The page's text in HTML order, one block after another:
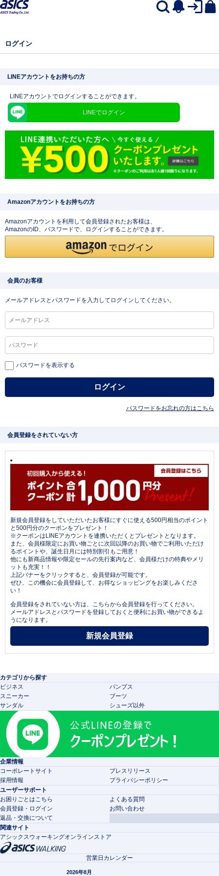
ログイン
LINEアカウントをお持ちの方
LINEアカウントでログインすることができます。
LINEでログイン
Amazonアカウントをお持ちの方
Amazonアカウントを利用して会員登録されたお客様は、
AmazonのID、パスワードで、ログインすることができます。
会員のお客様
メールアドレスとパスワードを入力してログインしてください。
パスワードを表示する
パスワードをお忘れの方はこちら
会員登録をされていない方
新規会員登録をしていただいたお客様にすぐに使える500円相当のポイント
と500円分のクーポンをプレゼント！
※クーポンはLINEアカウントを連携いただくとプレゼントとなります。
また、会員様限定にお買い物ごとに次回以降のお買い物でご利用いただけ
るポイントや、誕生日月には特別割引もご用意！
他にも新商品情報や限定セールの先行案内など、会員様だけの特典やメリ
ットも充実！！
上記バナーをクリックすると、会員登録が可能です。
ぜひ、この機会に会員登録して、お得なショッピングをお楽しみくださ
い！
会員登録をされていない方は、こちらから会員登録を行ってください。
メールアドレスとパスワードを登録しておくと便利にお買い物ができるよ
うになります。
カテゴリから探す
ビジネス
パンプス
スニーカー
ブーツ
サンダル
シューズ以外
企業情報
コーポレートサイト
プレスリリース
採用情報
プライバシーポリシー
ユーザーサポート
お困りごとはこちら
よくある質問
会員登録・ログイン
お問い合わせ
返品・交換について
関連サイト
アシックスウォーキングオンラインストア
営業日カレンダー
2026年8月